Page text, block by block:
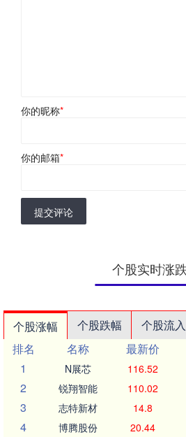
你的昵称*
你的邮箱*
提交评论
个股实时涨
个股涨幅 个股跌幅 个股流入
排名
名称 最新价
1
N展芯 116.52
2 锐翔智能 110.02
3 志特新材 14.8
4 博腾股份 20.44